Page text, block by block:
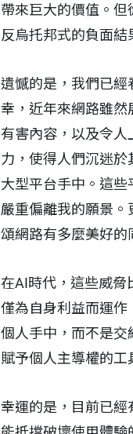
帶來巨大的價值。
反烏托邦式的負面結
遺憾的是，我們已
幸，近年來網路雖然
有害內容，以及令人
力，使得人們沉迷
大型平台手中。這
嚴重偏離我的願景
頌網路有多麼美好的
在AI時代，這些威脅
僅為自身利益而運
個人手中，而不是
賦予個人主導權的工
幸運的是，目前已